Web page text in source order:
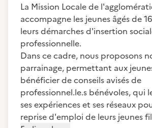
La Mission Locale de
accompagne les jeunes âgés de
leurs démarches d'insertion
professionnelle.
Dans ce cadre, nous proposons
parrainage, permettant aux
bénéficier de conseils avisés de
professionnel.le.s bénévoles, qui
ses expériences et ses réseaux
reprise d'emploi de leurs jeunes